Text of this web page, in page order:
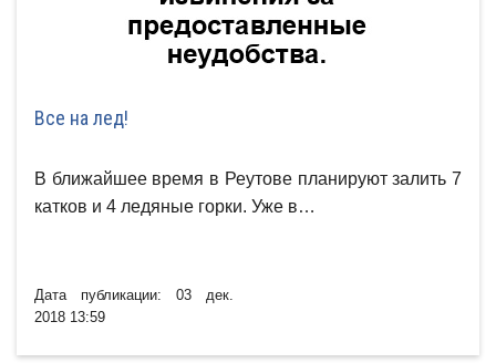
Все на лед!
В ближайшее время в Реутове планируют залить 7
катков и 4 ледяные горки. Уже в…
Дата публикации: 03 дек.
2018 13:59